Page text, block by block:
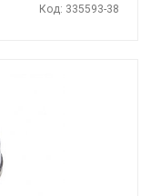
Код: 335593-38